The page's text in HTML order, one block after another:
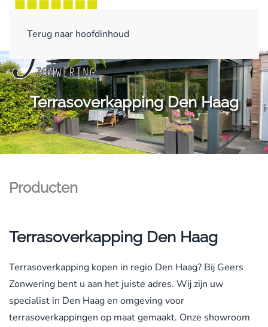
Terug naar hoofdinhoud
Terrasoverkapping Den Haag
Producten
Terrasoverkapping Den Haag
Terrasoverkapping kopen in regio Den Haag? Bij Geers
Zonwering bent u aan het juiste adres. Wij zijn uw
specialist in Den Haag en omgeving voor
terrasoverkappingen op maat gemaakt. Onze showroom